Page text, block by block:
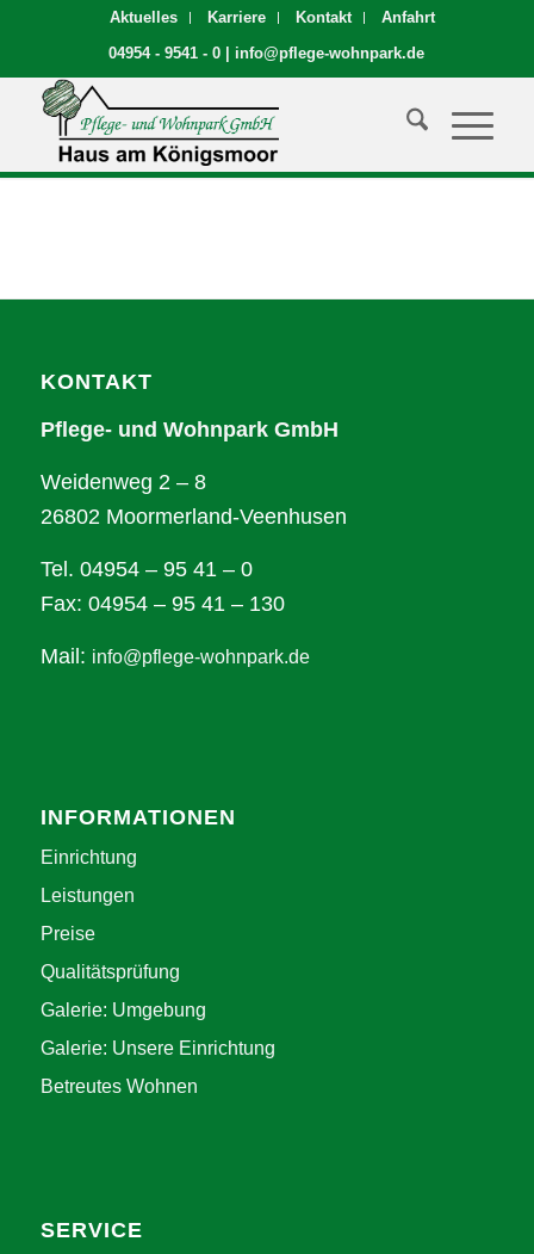
Aktuelles Karriere Kontakt
Anfahrt
04954 - 9541 - 0
info@pflege-wohnpark.de
KONTAKT
Pflege- und Wohnpark GmbH
Weidenweg 2 – 8
26802 Moormerland-Veenhusen
Tel. 04954 – 95 41 – 0
Fax: 04954 – 95 41 – 130
Mail: info@pflege-wohnpark.de
INFORMATIONEN
Einrichtung
Leistungen
Preise
Qualitätsprüfung
Galerie: Umgebung
Galerie: Unsere Einrichtung
Betreutes Wohnen
SERVICE